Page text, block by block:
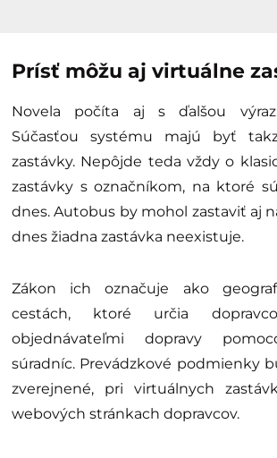
Prísť môžu aj virtuálne
Novela počíta aj s ďalšou
Súčasťou systému majú byť
zastávky. Nepôjde teda vždy o
zastávky s označníkom, na ktoré
dnes. Autobus by mohol zastaviť aj
dnes žiadna zastávka neexistuje.
Zákon ich označuje ako
cestách, ktoré určia
objednávateľmi dopravy
súradníc. Prevádzkové podmienky
zverejnené, pri virtuálnych
webových stránkach dopravcov.